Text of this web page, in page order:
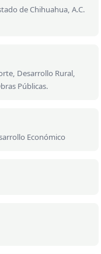
de Chihuahua, A.C.
Desarrollo Rural,
Públicas.
Económico